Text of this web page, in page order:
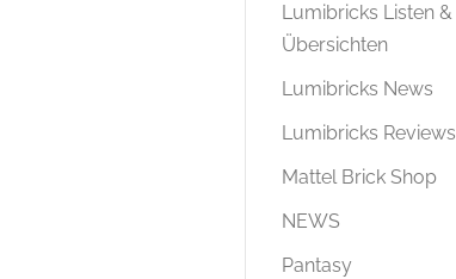
Lumibricks Listen &
Übersichten
Lumibricks News
Lumibricks Reviews
Mattel Brick Shop
NEWS
Pantasy